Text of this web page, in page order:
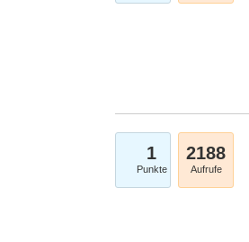
1
Punkte
2188
Aufrufe